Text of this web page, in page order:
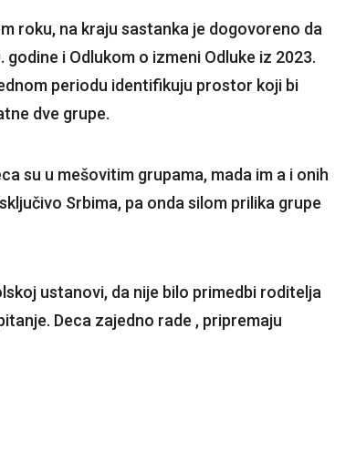
roku, na kraju sastanka je dogovoreno da
i Odlukom o izmeni Odluke iz 2023.
periodu identifikuju prostor koji bi
dve grupe.
su u mešovitim grupama, mada im a i onih
Srbima, pa onda silom prilika grupe
ustanovi, da nije bilo primedbi roditelja
Deca zajedno rade , pripremaju